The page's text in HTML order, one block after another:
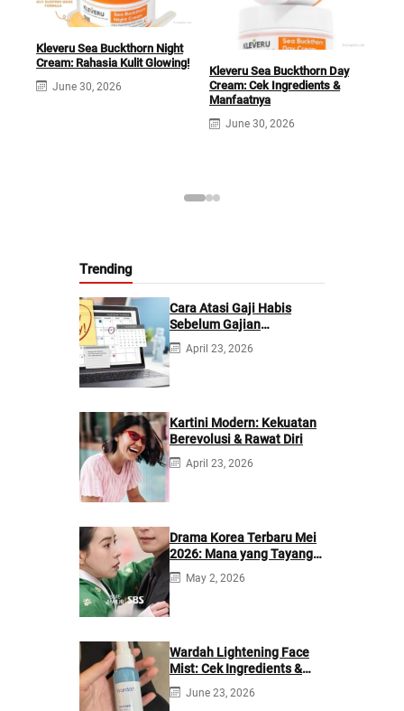
Kleveru Sea Buckthorn Night
Cream: Rahasia Kulit Glowing!
June 30, 2026
Kleveru Sea Buckthorn Day
Cream: Cek Ingredients &
Manfaatnya
June 30, 2026
Trending
Cara Atasi Gaji Habis
Sebelum Gajian
Berikutnya
April 23, 2026
Kartini Modern: Kekuatan
Berevolusi & Rawat Diri
April 23, 2026
Drama Korea Terbaru Mei
2026: Mana yang Tayang
di Netflix?
May 2, 2026
Wardah Lightening Face
Mist: Cek Ingredients &
Manfaatnya
June 23, 2026